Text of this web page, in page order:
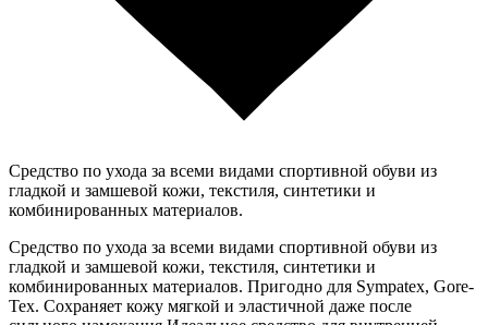
Средство по ухода за всеми видами спортивной обуви из
гладкой и замшевой кожи, текстиля, синтетики и
комбинированных материалов.
Средство по ухода за всеми видами спортивной обуви из
гладкой и замшевой кожи, текстиля, синтетики и
комбинированных материалов. Пригодно для Sympatex, Gore-
Tex. Сохраняет кожу мягкой и эластичной даже после